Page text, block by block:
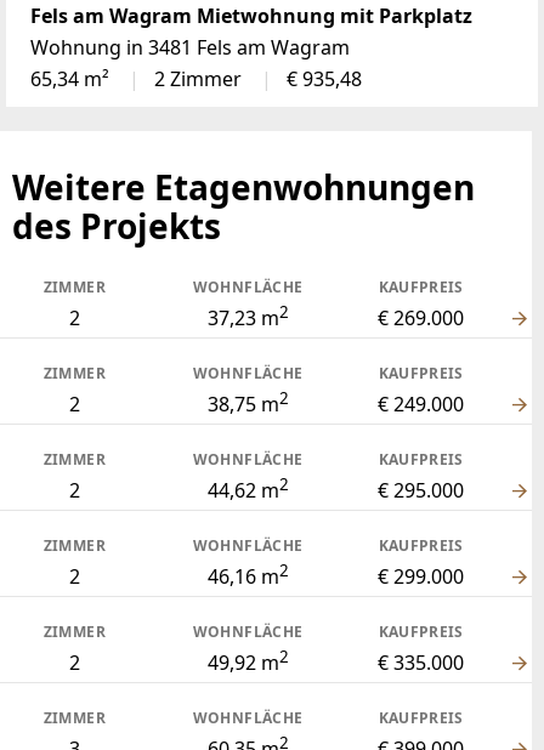
Fels am Wagram Mietwohnung mit Parkplatz
Wohnung in 3481 Fels am Wagram
65,34 m²
2 Zimmer € 935,48
Weitere Etagenwohnungen
des Projekts
ZIMMER
2
WOHNFLÄCHE
37,23 m2
KAUFPREIS
€ 269.000
ZIMMER
2
WOHNFLÄCHE
38,75 m2
KAUFPREIS
€ 249.000
ZIMMER
2
WOHNFLÄCHE
44,62 m2
KAUFPREIS
€ 295.000
ZIMMER
2
WOHNFLÄCHE
46,16 m2
KAUFPREIS
€ 299.000
ZIMMER
2
WOHNFLÄCHE
49,92 m2
KAUFPREIS
€ 335.000
ZIMMER WOHNFLÄCHE
2
KAUFPREIS